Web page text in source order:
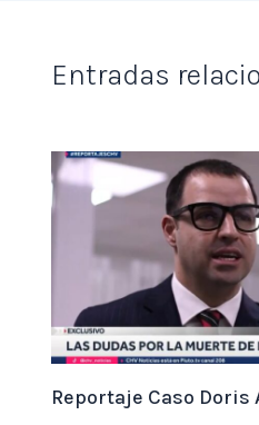
Entradas
Reportaje Caso Doris